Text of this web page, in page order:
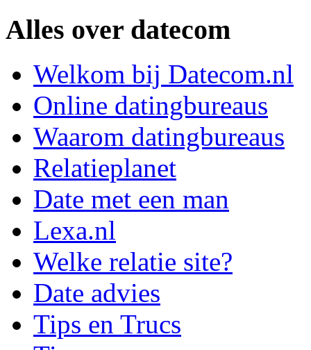
Alles over datecom
Welkom bij Datecom.nl
Online datingbureaus
Waarom datingbureaus
Relatieplanet
Date met een man
Lexa.nl
Welke relatie site?
Date advies
Tips en Trucs